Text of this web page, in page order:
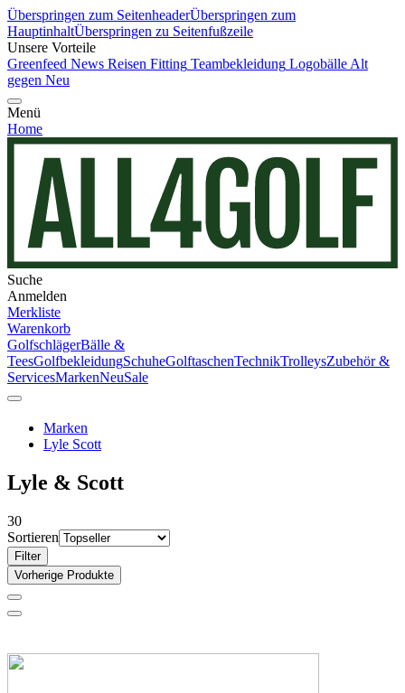
Überspringen zum SeitenheaderÜberspringen zum
HauptinhaltÜberspringen zu Seitenfußzeile
Unsere Vorteile
Greenfeed News Reisen Fitting Teambekleidung Logobälle Alt
gegen Neu
Menü
Home
Suche
Anmelden
Merkliste
Warenkorb
GolfschlägerBälle &
TeesGolfbekleidungSchuheGolftaschenTechnikTrolleysZubehör &
ServicesMarkenNeuSale
Marken
Lyle Scott
Lyle & Scott
30
Sortieren
Filter
Vorherige Produkte